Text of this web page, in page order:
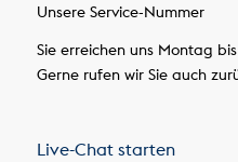
Unsere Service-Nummer
Sie erreichen uns Montag
Gerne rufen wir Sie auch
Live-Chat starten